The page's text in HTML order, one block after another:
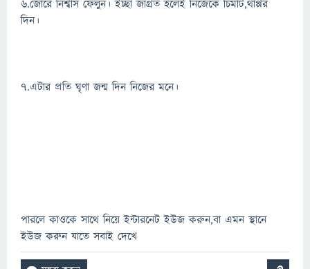
৬.জোরে নিশ্বাস ফেলুন। ইচ্ছা জাগ্রত হলেই নিজেকে চিমটি,থাপ্পর
দিন।
৭.এটার প্রতি ঘৃণা জন্ম দিন নিজের মনে।
পারলে কাওকে সাথে নিয়ে ইন্টারনেট ইউজ করুন,বা এমন স্থানে
ইউজ করুন যাতে সবাই দেখে